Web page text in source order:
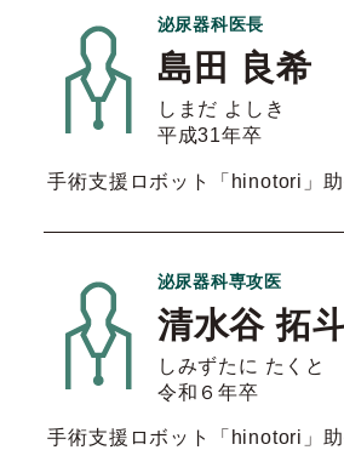
泌尿器科医長
島田 良希
しまだ よしき
平成31年卒
手術支援ロボット「hinotori」
泌尿器科専攻医
清水谷 拓
しみずたに たくと
令和６年卒
手術支援ロボット「hinotori」